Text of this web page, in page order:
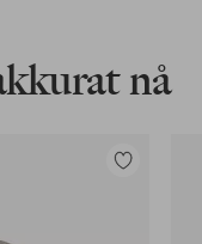
nå
Legg